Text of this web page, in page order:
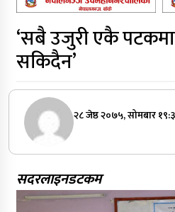
‘सबै उजुरी एकै
सकिदैन’
२८ जेष्ठ २०७५, सोमबार
सदरलाइनडटकम